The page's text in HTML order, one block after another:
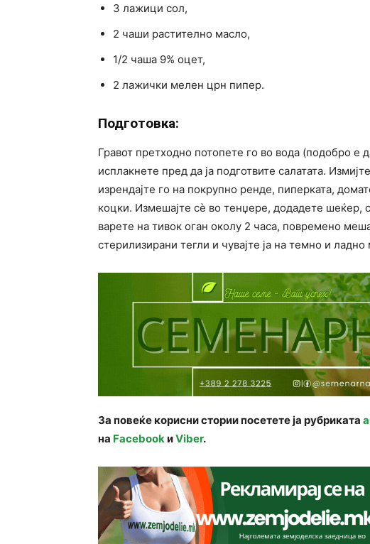
3 лажици сол,
2 чаши растително масло,
1/2 чаша 9% оцет,
2 лажички мелен црн пипер.
Подготовка:
Гравот претходно потопете го во вода (подобро е
исплакнете пред да ја подготвите салатата.
изрендајте го на покрупно ренде, пиперката,
коцки. Измешајте сè во тенџере, додадете шеќер,
варете на тивок оган околу 2 часа, повремено
стерилизирани тегли и чувајте ја на темно и ладно
За повеќе корисни стории посетете ја рубриката
на Facebook иViber.